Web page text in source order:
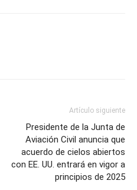
Artículo siguiente
Presidente de la Junta de
Aviación Civil anuncia que
acuerdo de cielos abiertos
con EE. UU. entrará en vigor a
principios de 2025